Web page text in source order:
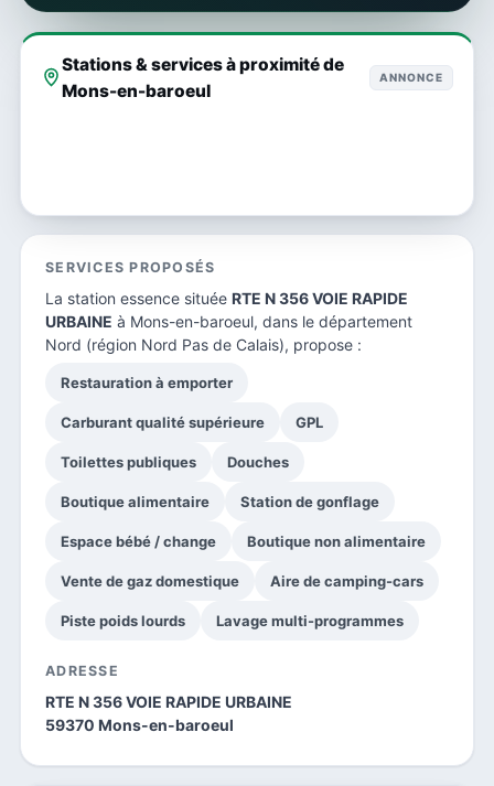
Stations & services à proximité de
Mons-en-baroeul
ANNONCE
SERVICES PROPOSÉS
La station essence située RTE N 356 VOIE RAPIDE
URBAINE à Mons-en-baroeul, dans le département
Nord (région Nord Pas de Calais), propose :
Restauration à emporter
Carburant qualité supérieure GPL
Toilettes publiques Douches
Boutique alimentaire Station de gonflage
Espace bébé / change Boutique non alimentaire
Vente de gaz domestique Aire de camping-cars
Piste poids lourds Lavage multi-programmes
ADRESSE
RTE N 356 VOIE RAPIDE URBAINE
59370 Mons-en-baroeul